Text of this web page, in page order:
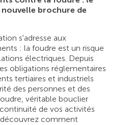
nouvelle brochure de
s'adresse aux
: la foudre est un risque
électriques. Depuis
obligations réglementaires
tertiaires et industriels
des personnes et des
véritable bouclier
de vos activités
comment